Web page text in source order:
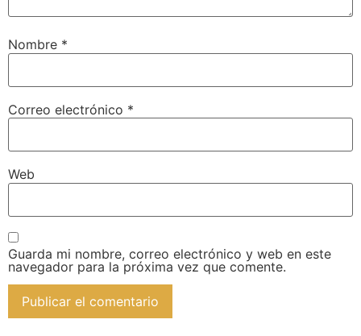
Nombre *
Correo electrónico *
Web
Guarda mi nombre, correo electrónico y web en este
navegador para la próxima vez que comente.